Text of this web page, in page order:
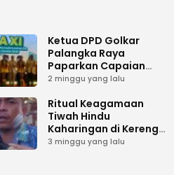
Ketua DPD Golkar
Palangka Raya
Paparkan Capaian
Kepengurusan pada
2 minggu yang lalu
Ritual Keagamaan
Tiwah Hindu
Kaharingan di Kereng
Bangkirai Memasuki
3 minggu yang lalu